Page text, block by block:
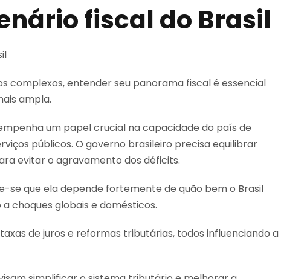
fiscal do Brasil
complexos, entender seu panorama fiscal é essencial
ampla.
um papel crucial na capacidade do país de
públicos. O governo brasileiro precisa equilibrar
evitar o agravamento dos déficits.
se que ela depende fortemente de quão bem o Brasil
choques globais e domésticos.
de juros e reformas tributárias, todos influenciando a